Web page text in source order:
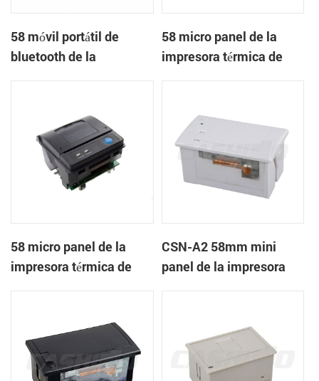
58 móvil portátil de
bluetooth de la
58 micro panel de la
impresora térmica de
58 micro panel de la
impresora térmica de
CSN-A2 58mm mini
panel de la impresora